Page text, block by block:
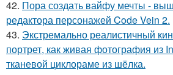
42. Пора создать вайфу мечты -
редактора персонажей Code Vein 2.
43. Экстремально реалистичный
портрет, как живая фотография из
тканевой циклораме из шёлка.